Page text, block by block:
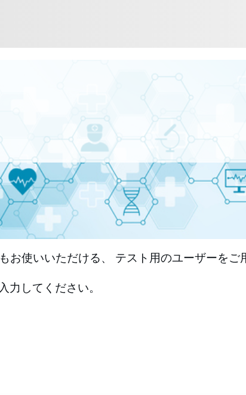
使いいただける、 テスト用のユーザーをご
してください。